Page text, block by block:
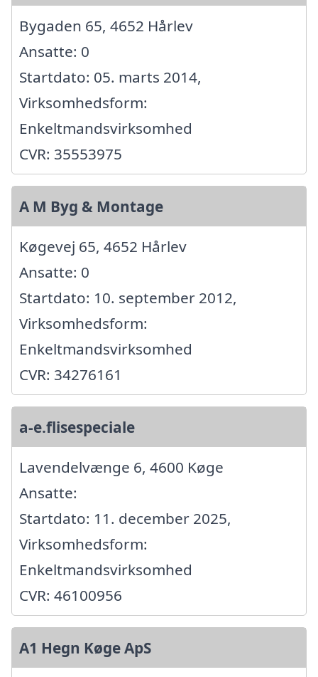
Bygaden 65, 4652 Hårlev
Ansatte: 0
Startdato: 05. marts 2014,
Virksomhedsform:
Enkeltmandsvirksomhed
CVR: 35553975
A M Byg & Montage
Køgevej 65, 4652 Hårlev
Ansatte: 0
Startdato: 10. september 2012,
Virksomhedsform:
Enkeltmandsvirksomhed
CVR: 34276161
a-e.flisespeciale
Lavendelvænge 6, 4600 Køge
Ansatte:
Startdato: 11. december 2025,
Virksomhedsform:
Enkeltmandsvirksomhed
CVR: 46100956
A1 Hegn Køge ApS